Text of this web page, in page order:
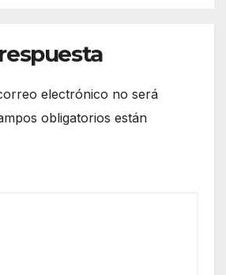
electrónico no será
obligatorios están